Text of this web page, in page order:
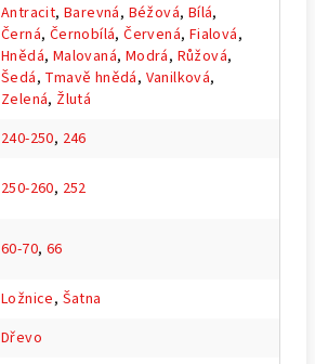
Antracit,Barevná, Béžová, Bílá,
Černá, Černobílá,Červená, Fialová,
Hnědá, Malovaná, Modrá, Růžová,
Šedá, Tmavě hnědá, Vanilková,
Zelená, Žlutá
240-250, 246
250-260, 252
60-70, 66
Ložnice, Šatna
Dřevo